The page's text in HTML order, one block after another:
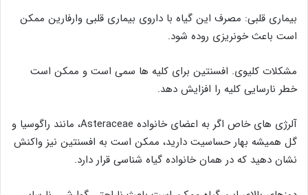
بیماری قلبی: مصرف این گیاه با داروی بیماری قلبی وارفارین ممکن
است باعث خونریزی روده شود.
مشکلات کلیوی. افسنتین برای کلیه ها سمی است و ممکن است
خطر نارسایی کلیه را افزایش دهد.
آلرژی های خاص اگر به اعضای خانواده Asteraceae، مانند راگوسیا و
گل همیشه بهار حساسیت دارید، ممکن است به افسنتین نیز واکنش
نشان دهید که در همان خانواده گیاه شناسی قرار دارد.